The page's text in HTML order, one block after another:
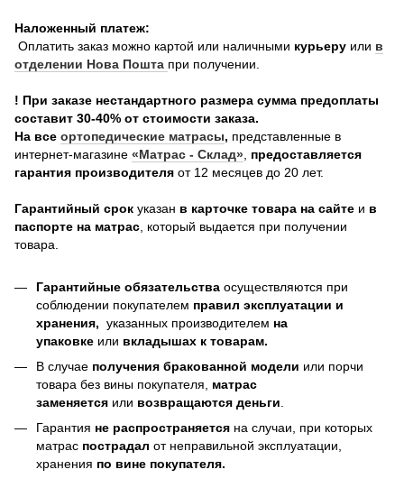
Наложенный платеж:
Оплатить заказ можно картой или наличными курьеру или в
отделении Нова Пошта при получении.
! При заказе нестандартного размера сумма предоплаты
составит 30-40% от стоимости заказа.
На все ортопедические матрасы, представленные в
интернет-магазине «Матрас - Склад» предоставляется
гарантия производителя от 12 месяцев до 20 лет.
Гарантийный срок указан в карточке товара на сайте и в
паспорте на матрас , который выдается при получении
товара.
Гарантийные обязательства осуществляются при
соблюдении покупателем правил эксплуатации и
хранения, указанных производителем на
упаковке или вкладышах к товарам.
В случае получения бракованной модели или порчи
товара без вины покупателя, матрас
заменяется или возвращаются деньги
Гарантия не распространяется на случаи, при которых
матрас пострадал от неправильной эксплуатации,
хранения по вине покупателя.